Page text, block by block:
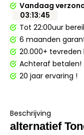
Vandaag
03:13:45
Tot 22:00uur
6 maanden
20.000+ tevreden
Achteraf betalen!
20 jaar ervaring !
Beschrijving
alternatief